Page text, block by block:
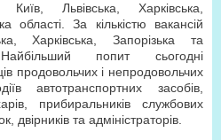
Київ, Львівська, Харківська,
області. За кількістю вакансій
Харківська, Запорізька та
попит сьогодні
продовольчих і непродовольчих
автотранспортних засобів,
прибиральників службових
та адміністраторів.